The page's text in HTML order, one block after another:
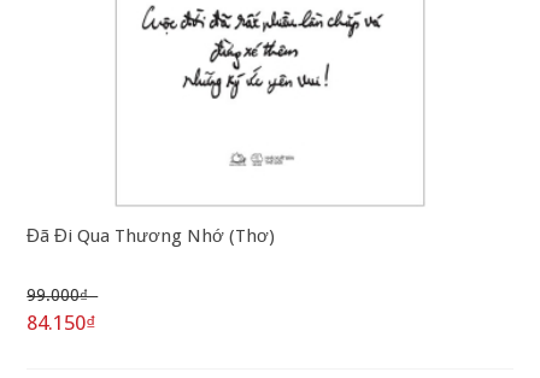
Đã Đi Qua Thương Nhớ (Thơ)
99.000₫
84.150₫